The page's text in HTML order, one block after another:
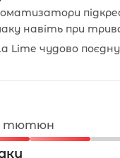
навіть при
Lime чудово
тютюн